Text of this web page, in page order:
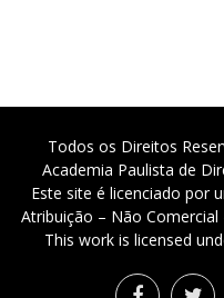
Todos os Direitos
Academia Paulista de
Este site é licenciado por
Atribuição – Não
This work is licensed